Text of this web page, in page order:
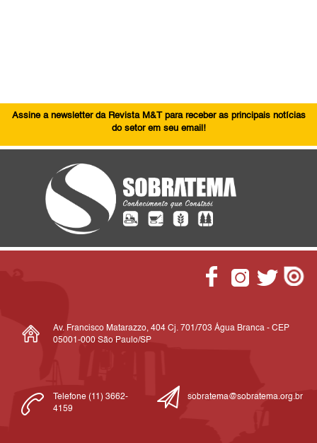
Assine a newsletter da Revista M&T para receber as principais notícias
do setor em seu email!
Av. Francisco Matarazzo, 404 Cj. 701/703 Água Branca - CEP
05001-000 São Paulo/SP
Telefone (11) 3662-
4159
sobratema@sobratema.org.br